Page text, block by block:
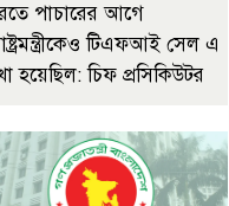
পাচারের আগে
টিএফআই সেল এ
হয়েছিল: চিফ প্রসিকিউটর